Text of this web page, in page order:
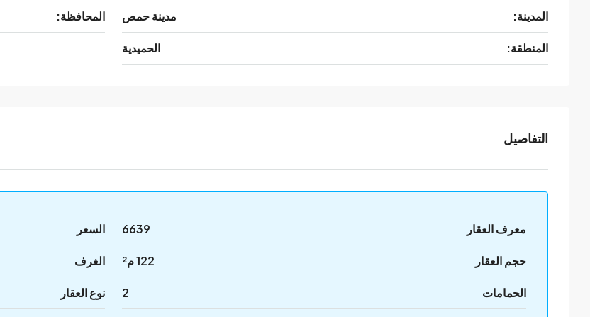
المدينة: مدينة حمص المحافظة:
المنطقة: الحميدية
التفاصيل
معرف العقار 6639 السعر
حجم العقار 122 م² الغرف
الحمامات 2 نوع العقار